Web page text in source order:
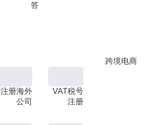
答
跨境电商
注册海外
公司
VAT税号
注册